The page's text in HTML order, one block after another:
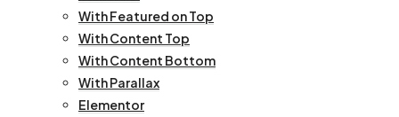
With Featured on Top
With Content Top
With Content Bottom
With Parallax
Elementor